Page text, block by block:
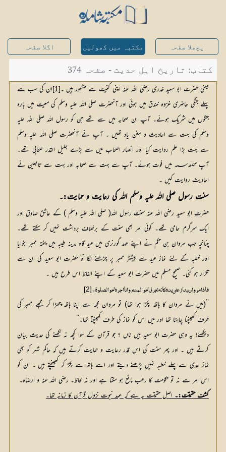
پچھلا صفحہ مکتبہ میں کھولیں اگلا صفحہ
کتاب: تاریخ اہل حدیث - صفحہ 374
یعنی حضرت ابو سعید خدری رضی اللہ عنہ اپنی کنیت سے مشہور ہیں ۔[1]
احادیث روایت کیں ۔
سنت رسول صلی اللہ علیہ وسلم اللہ کی رعایت و حمایت:۔
حضرت ابو سعید رضی اللہ عنہ سنت رسول اللہ( صلی اللہ علیہ وسلم ) کے عاشق صادق اور
ایک سرگرم حامی تھے۔ کوئی امر بھی سنت کے برخلاف برداشت نہیں کر سکتے تھے۔
چنانچہ جب مروان بن حکم نے اپنے عہد گورنری میں عید گاہ مدینہ طیبہ میں پختہ ممبر بنوایا
اور خطبہ کے لئے نماز عید سے پیشتر ممبر پر چڑھنے لگا تو حضرت ابو سعید کی ان سے
تکرار ہو گئی۔ صحیح مسلم میں حضرت ابو سعید کے اپنے الفاظ اس طرح ہیں ۔
فاذا مر وان ینازعنی یدہ کانہ یجرنی نحو المنبر وانا اجرہ نحو الصلوۃ۔[2]
’’(میں نے مروان کا ہاتھ پکڑا ہوا تھا) تو مروان مجھ سے اپنا ہاتھ چھڑا کر مجھے ممبر کی
طرف کھینچنا چاہتا تھا اور میں اس کو نماز کی طرف کھینچتا تھا۔‘‘
دیکھئے! یہ وہی حضرت ابو سعید ہیں ناں ؟ جو قرآن کے سوا کچھ نہ لکھنے کی حدیث بیان
کرتے ہیں ۔ اور پھر سنت کی اس قدر رعایت و حمایت کرتے ہیں کہ حاکم شہر کو بھی
نماز عدی سے پہلے خطبہ نہیں پڑھنے دیتے اور اسے ہاتھ سے پکڑ کر کھینچتے ہیں ۔ ان کو
اس امر سے نہ تو حکومت کا رعب مانع ہو سکتا ہے اور نہ لحاظ۔ رضی اللہ عنہ و ارضاہ۔
کشف حقیقت:۔ اصل حقیقت یہ ہے کہ عہد نبوت نزول قرآن کا زمانہ تھا۔